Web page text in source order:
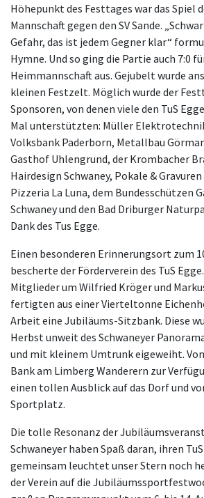
Höhepunkt des Festtages war das Spiel
Mannschaft gegen den SV Sande.
Gefahr, das ist jedem Gegner klar“
Hymne. Und so ging die Partie auch 7:0
Heimmannschaft aus. Gejubelt wurde
kleinen Festzelt. Möglich wurde der
Sponsoren, von denen viele den TuS
Mal unterstützten: Müller
Volksbank Paderborn, Metallbau
Gasthof Uhlengrund, der Krombacher
Hairdesign Schwaney, Pokale &
Pizzeria La Luna, dem Bundesschützen
Schwaney und den Bad Driburger
Dank des Tus Egge.
Einen besonderen Erinnerungsort zum
bescherte der Förderverein des TuS
Mitglieder um Wilfried Kröger und
fertigten aus einer Vierteltonne
Arbeit eine Jubiläums-Sitzbank. Diese
Herbst unweit des Schwaneyer
und mit kleinem Umtrunk eigeweiht.
Bank am Limberg Wanderern zur
einen tollen Ausblick auf das Dorf und
Sportplatz.
Die tolle Resonanz der
Schwaneyer haben Spaß daran, ihren
gemeinsam leuchtet unser Stern noch
der Verein auf die